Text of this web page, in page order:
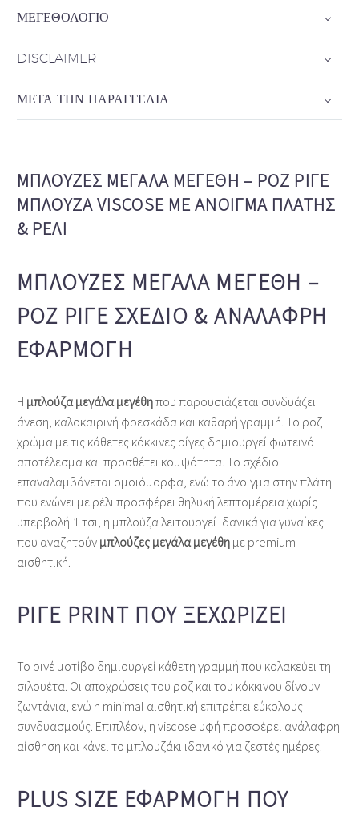
ΜΕΓΕΘΟΛΌΓΙΟ
DISCLAIMER
ΜΕΤΆ ΤΗΝ ΠΑΡΑΓΓΕΛΊΑ
ΜΠΛΟΎΖΕΣ ΜΕΓΆΛΑ ΜΕΓΈΘΗ – ΡΟΖ ΡΙΓΈ
ΜΠΛΟΎΖΑ VISCOSE ΜΕ ΆΝΟΙΓΜΑ ΠΛΆΤΗΣ
& ΡΈΛΙ
ΜΠΛΟΎΖΕΣ ΜΕΓΆΛΑ ΜΕΓΈΘΗ –
ΡΟΖ ΡΙΓΈ ΣΧΈΔΙΟ & ΑΝΆΛΑΦΡΗ
ΕΦΑΡΜΟΓΉ
Η μπλούζα μεγάλα μεγέθηπου παρουσιάζεται συνδυάζει
άνεση, καλοκαιρινή φρεσκάδα και καθαρή γραμμή. Το ροζ
χρώμα με τις κάθετες κόκκινες ρίγες δημιουργεί φωτεινό
αποτέλεσμα και προσθέτει κομψότητα. Το σχέδιο
επαναλαμβάνεται ομοιόμορφα, ενώ το άνοιγμα στην πλάτη
που ενώνει με ρέλι προσφέρει θηλυκή λεπτομέρεια χωρίς
υπερβολή. Έτσι, η μπλούζα λειτουργεί ιδανικά για γυναίκες
που αναζητούν μπλούζες μεγάλα μεγέθη με premium
αισθητική.
ΡΙΓΈ PRINT ΠΟΥ ΞΕΧΩΡΊΖΕΙ
Το ριγέ μοτίβο δημιουργεί κάθετη γραμμή που κολακεύει τη
σιλουέτα. Οι αποχρώσεις του ροζ και του κόκκινου δίνουν
ζωντάνια, ενώ η minimal αισθητική επιτρέπει εύκολους
συνδυασμούς. Επιπλέον, η viscose υφή προσφέρει ανάλαφρη
αίσθηση και κάνει το μπλουζάκι ιδανικό για ζεστές ημέρες.
PLUS SIZE ΕΦΑΡΜΟΓΉ ΠΟΥ